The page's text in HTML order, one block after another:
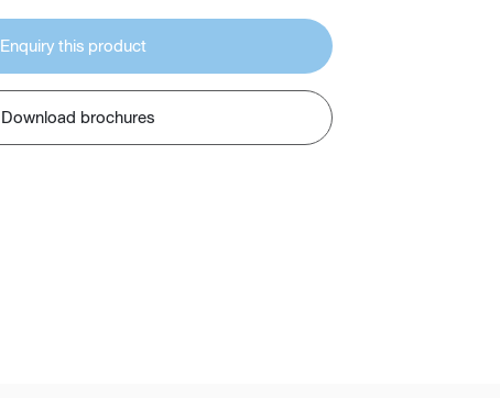
Enquiry this product
Download brochures